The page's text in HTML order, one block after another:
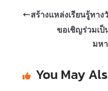
สร้างแหล่งเรียนรู้ทา
ขอเชิญร่วมเ
มห
You May